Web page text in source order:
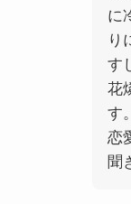
に
り
す
花
す
恋
聞